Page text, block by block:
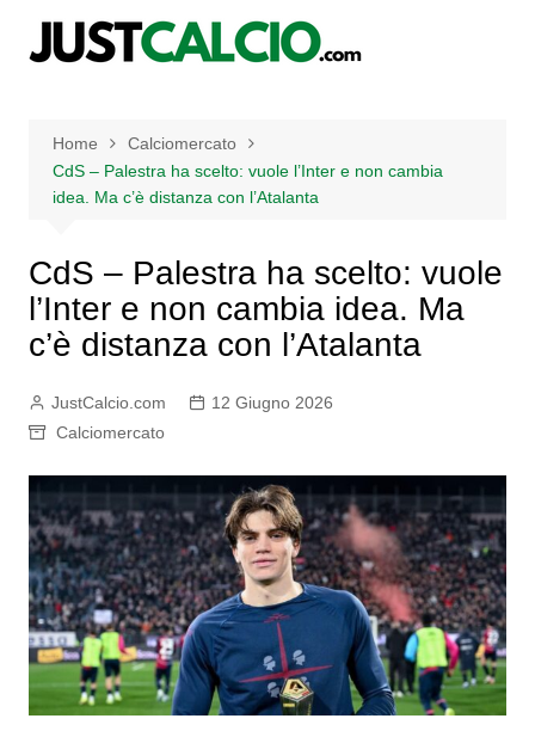
Home
Calciomercato
CdS – Palestra ha scelto: vuole l’Inter e non cambia
idea. Ma c’è distanza con l’Atalanta
CdS – Palestra ha scelto: vuole
l’Inter e non cambia idea. Ma
c’è distanza con l’Atalanta
JustCalcio.com
12 Giugno 2026
Calciomercato